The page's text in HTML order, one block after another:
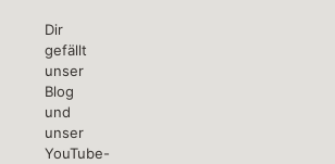
Dir
gefällt
unser
Blog
und
unser
YouTube-